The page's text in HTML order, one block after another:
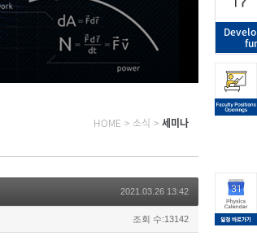
HOME > 소식 > 세미나
2021.03.26 13:42
조회 수:13142